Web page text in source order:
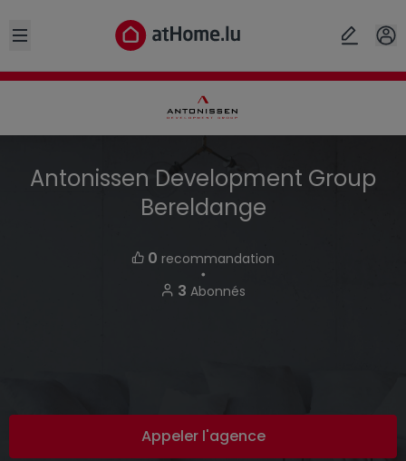
Open sidebar
Antonissen Development Group
Bereldange
0 recommandation
・
3 Abonnés
Appeler l'agence